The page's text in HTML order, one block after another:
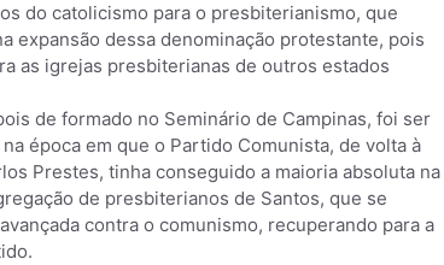
do catolicismo para o presbiterianismo, que
expansão dessa denominação protestante, pois
as igrejas presbiterianas de outros estados
de formado no Seminário de Campinas, foi ser
época em que o Partido Comunista, de volta à
Prestes, tinha conseguido a maioria absoluta na
de presbiterianos de Santos, que se
contra o comunismo, recuperando para a